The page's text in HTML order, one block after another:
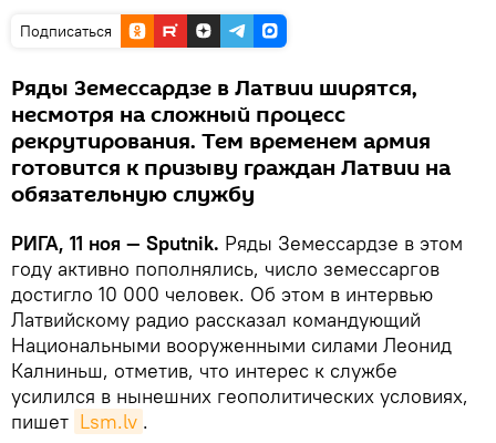
Подписаться
Ряды Земессардзе в Латвии ширятся,
несмотря на сложный процесс
рекрутирования. Тем временем армия
готовится к призыву граждан Латвии на
обязательную службу
РИГА, 11 ноя — Sputnik. Ряды Земессардзе в этом
году активно пополнялись, число земессаргов
достигло 10 000 человек. Об этом в интервью
Латвийскому радио рассказал командующий
Национальными вооруженными силами Леонид
Калниньш, отметив, что интерес к службе
усилился в нынешних геополитических условиях,
пишет Lsm.lv .